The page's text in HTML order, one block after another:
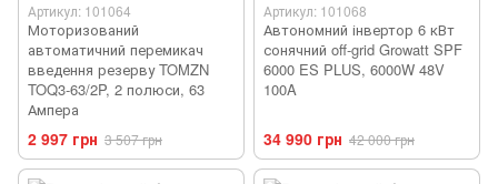
Артикул: 101064
Моторизований
автоматичний перемикач
введення резерву TOMZN
TOQ3-63/2P, 2 полюси, 63
Ампера
2 997 грн 3 507 грн
Артикул: 101068
Автономний інвертор 6 кВт
сонячний off-grid Growatt SPF
6000 ES PLUS, 6000W 48V
100A
34 990 грн 42 000 грн